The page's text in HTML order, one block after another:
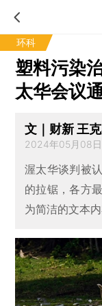
环科
塑料污染
太华会议
文｜财新 王
2024年05月08
渥太华谈判被
的拉锯，各方
为简洁的文本